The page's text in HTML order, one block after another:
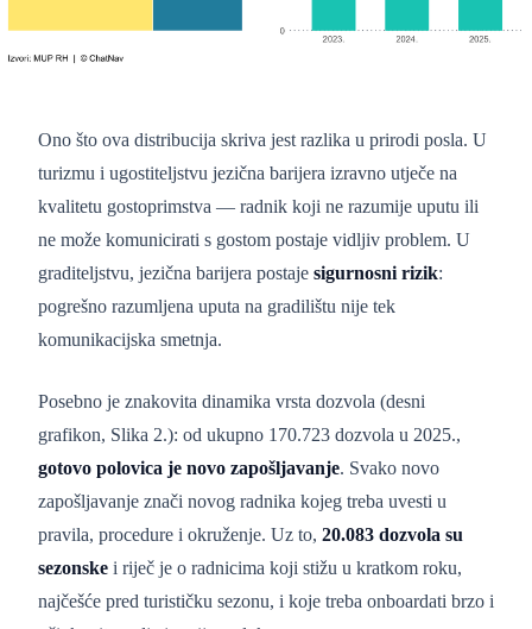
Ono što ova distribucija skriva jest razlika u prirodi posla. U
turizmu i ugostiteljstvu jezična barijera izravno utječe na
kvalitetu gostoprimstva — radnik koji ne razumije uputu ili
ne može komunicirati s gostom postaje vidljiv problem. U
graditeljstvu, jezična barijera postaje sigurnosni rizik:
pogrešno razumljena uputa na gradilištu nije tek
komunikacijska smetnja.
Posebno je znakovita dinamika vrsta dozvola (desni
grafikon, Slika 2.): od ukupno 170.723 dozvola u 2025.,
gotovo polovica je novo zapošljavanje. Svako novo
zapošljavanje znači novog radnika kojeg treba uvesti u
pravila, procedure i okruženje. Uz to, 20.083 dozvola su
sezonske i riječ je o radnicima koji stižu u kratkom roku,
najčešće pred turističku sezonu, i koje treba onboardati brzo i